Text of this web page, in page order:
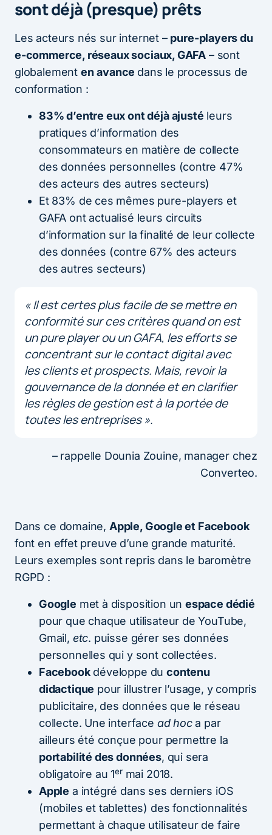
sont déjà (presque) prêts
Les acteurs nés sur internet – pure-players du
e-commerce, réseaux sociaux, GAFA – sont
globalement en avance dans le processus de
conformation :
83% d’entre eux ont déjà ajusté leurs
pratiques d’information des
consommateurs en matière de collecte
des données personnelles (contre 47%
des acteurs des autres secteurs)
Et 83% de ces mêmes pure-players et
GAFA ont actualisé leurs circuits
d’information sur la finalité de leur collecte
des données (contre 67% des acteurs
des autres secteurs)
«Il est certes plus facile de se mettre en
conformité sur ces critères quand on est
un pure player ou un GAFA, les efforts se
concentrant sur le contact digital avec
les clients et prospects. Mais, revoir la
gouvernance de la donnée et en clarifier
les règles de gestion est à la portée de
toutes les entreprises ».
– rappelle Dounia Zouine, manager chez
Converteo.
Dans ce domaine, Apple, Google et Facebook
font en effet preuve d’une grande maturité.
Leurs exemples sont repris dans le baromètre
RGPD :
Google met à disposition un espace dédié
pour que chaque utilisateur de YouTube,
Gmail, etc. puisse gérer ses données
personnelles qui y sont collectées.
Facebookdéveloppe ducontenu
didactique pour illustrer l’usage, y compris
publicitaire, des données que le réseau
collecte. Une interface ad hoca par
ailleurs été conçue pour permettre la
portabilité des données, qui sera
obligatoire au 1ermai 2018.
Apple a intégré dans ses derniers iOS
(mobiles et tablettes) des fonctionnalités
permettant à chaque utilisateur de faire